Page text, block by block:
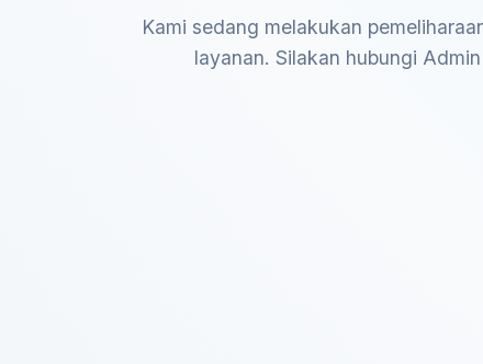
Kami sedang melakukan
layanan. Silakan hubungi